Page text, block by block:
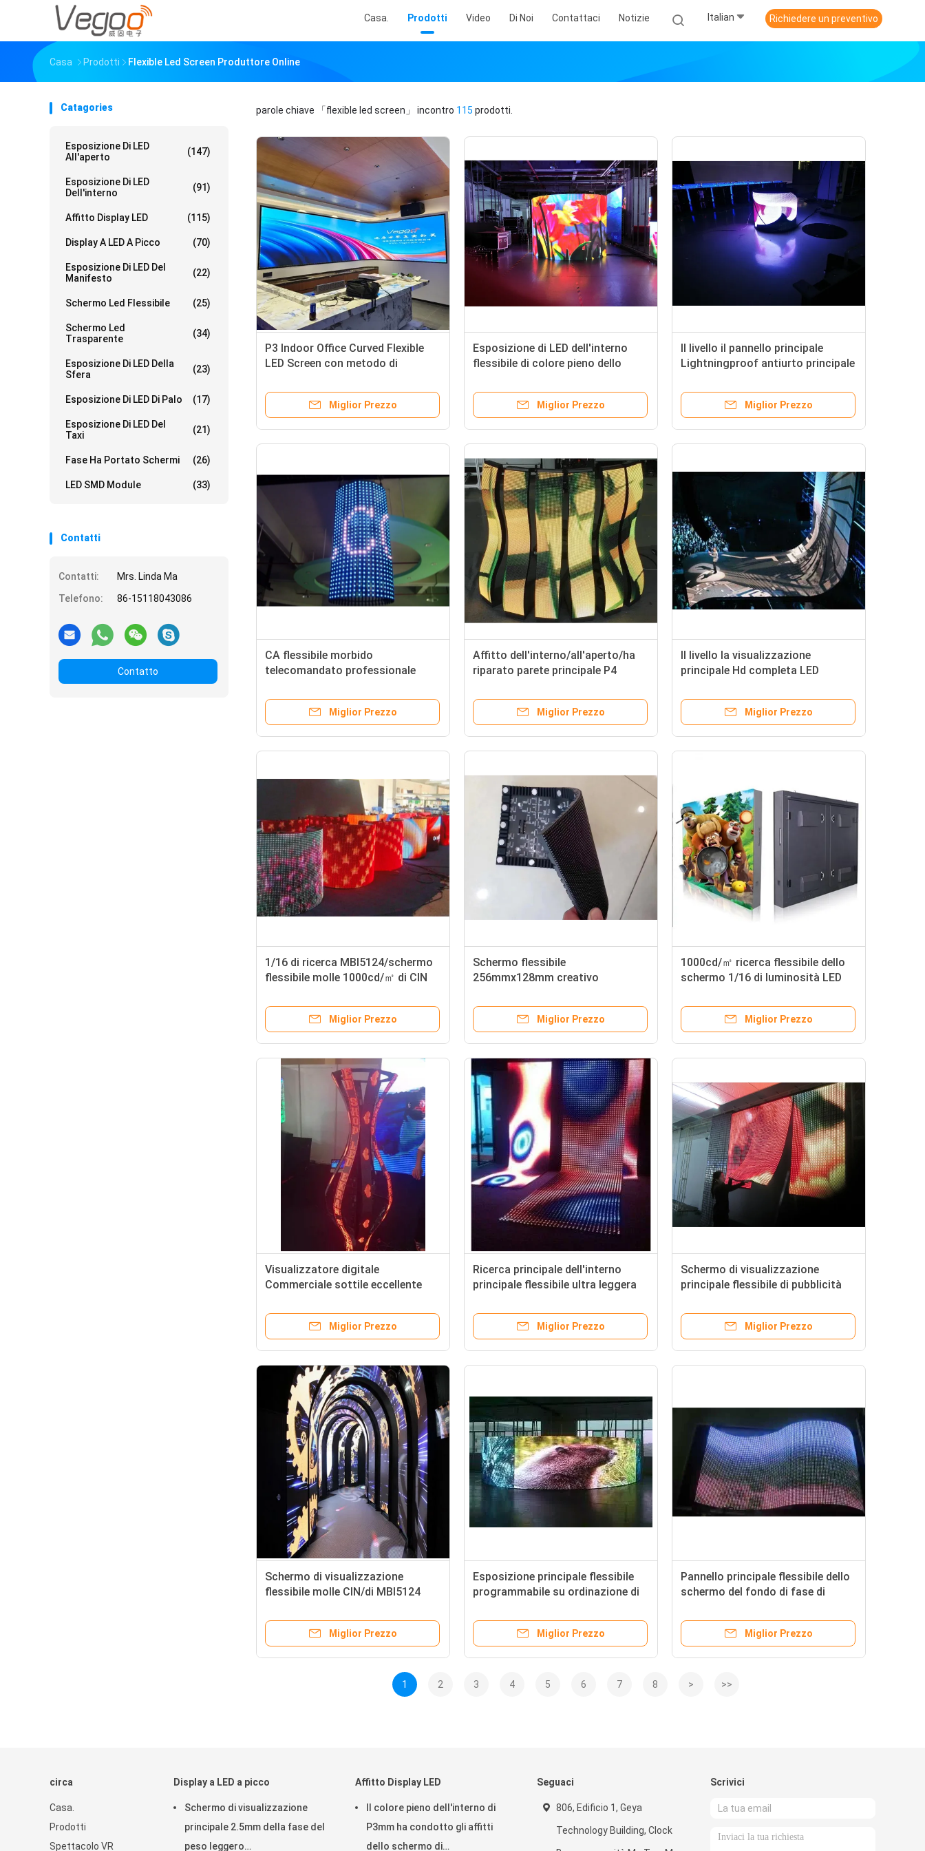
Casa. Prodotti Video Di Noi Contattaci Notizie Italian Richiedere un preventivo
Casa Prodotti Flexible Led Screen Produttore Online
Catagories
Esposizione Di LED
All'aperto
(147)
Esposizione Di LED
Dell'interno
(91)
Affitto Display LED (115)
Display A LED A Picco (70)
Esposizione Di LED Del
Manifesto
(22)
Schermo Led Flessibile (25)
Schermo Led
Trasparente
(34)
Esposizione Di LED Della
Sfera
(23)
Esposizione Di LED Di Palo (17)
Esposizione Di LED Del
Taxi
(21)
Fase Ha Portato Schermi (26)
LED SMD Module (33)
Contatti
Contatti:
Mrs. Linda Ma
Telefono:
86-15118043086
Contatto
parole chiave 「flexible led screen」 incontro 115 prodotti.
P3 Indoor Office Curved Flexible
LED Screen con metodo di
Miglior Prezzo
Esposizione di LED dell'interno
flessibile di colore pieno dello
P4
Miglior Prezzo
Il livello il pannello principale
Lightningproof antiurto principale
di velocità di rinfrescamento
Miglior Prezzo
CA flessibile morbido
telecomandato professionale
del LED
Miglior Prezzo
Affitto dell'interno/all'aperto/ha
riparato parete principale P4
video
Miglior Prezzo
Il livello la visualizzazione
principale Hd completa LED
rinfrescamento 4mm 1000cd/㎡
Miglior Prezzo
1/16 di ricerca MBI5124/schermo
flessibile molle 1000cd/㎡ di CIN
Miglior Prezzo
Schermo flessibile
256mmx128mm creativo
Miglior Prezzo
1000cd/㎡ ricerca flessibile dello
schermo 1/16 di luminosità LED
facile di metodo
Miglior Prezzo
Visualizzatore digitale
Commerciale sottile eccellente
P2.5/P3/P4
Miglior Prezzo
Ricerca principale dell'interno
principale flessibile ultra leggera
P4 di alta luminosità video
Miglior Prezzo
Schermo di visualizzazione
principale flessibile di pubblicità
Miglior Prezzo
Schermo di visualizzazione
flessibile molle CIN/di MBI5124
Miglior Prezzo
Esposizione principale flessibile
programmabile su ordinazione di
Miglior Prezzo
Pannello principale flessibile dello
schermo del fondo di fase di
Miglior Prezzo
1 2 3 4 5 6 7 8 > >>
circa
Casa.
Prodotti
Spettacolo VR
Display a LED a picco
Schermo di visualizzazione
principale 2.5mm della fase del
peso leggero
Affitto Display LED
Il colore pieno dell'interno di
P3mm ha condotto gli affitti
dello schermo di
Seguaci
806, Edificio 1, Geya
Technology Building, Clock
Scrivici